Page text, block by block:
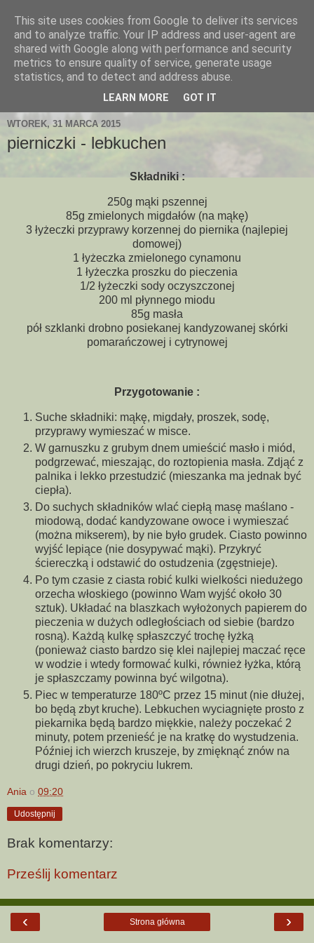
WTOREK, 31 MARCA 2015
pierniczki - lebkuchen
Składniki :
250g mąki pszennej
85g zmielonych migdałów (na mąkę)
3 łyżeczki przyprawy korzennej do piernika (najlepiej
domowej)
1 łyżeczka zmielonego cynamonu
1 łyżeczka proszku do pieczenia
1/2 łyżeczki sody oczyszczonej
200 ml płynnego miodu
85g masła
pół szklanki drobno posiekanej kandyzowanej skórki
pomarańczowej i cytrynowej
Przygotowanie :
Suche składniki: mąkę, migdały, proszek, sodę,
przyprawy wymieszać w misce.
W garnuszku z grubym dnem umieścić masło i miód,
podgrzewać, mieszając, do roztopienia masła. Zdjąć z
palnika i lekko przestudzić (mieszanka ma jednak być
ciepła).
Do suchych składników wlać ciepłą masę maślano -
miodową, dodać kandyzowane owoce i wymieszać
(można mikserem), by nie było grudek. Ciasto powinno
wyjść lepiące (nie dosypywać mąki). Przykryć
ściereczką i odstawić do ostudzenia (zgęstnieje).
Po tym czasie z ciasta robić kulki wielkości niedużego
orzecha włoskiego (powinno Wam wyjść około 30
sztuk). Układać na blaszkach wyłożonych papierem do
pieczenia w dużych odległościach od siebie (bardzo
rosną). Każdą kulkę spłaszczyć trochę łyżką
(ponieważ ciasto bardzo się klei najlepiej maczać ręce
w wodzie i wtedy formować kulki, również łyżka, którą
je spłaszczamy powinna być wilgotna).
Piec w temperaturze 180ºC przez 15 minut (nie dłużej,
bo będą zbyt kruche). Lebkuchen wyciagnięte prosto z
piekarnika będą bardzo miękkie, należy poczekać 2
minuty, potem przenieść je na kratkę do wystudzenia.
Później ich wierzch kruszeje, by zmięknąć znów na
drugi dzień, po pokryciu lukrem.
Ania o 09:20
Udostępnij
Brak komentarzy:
Prześlij komentarz
‹ ›
Strona główna
This site uses cookies from Google to deliver its services
and to analyze traffic. Your IP address and user-agent are
shared with Google along with performance and security
metrics to ensure quality of service, generate usage
statistics, and to detect and address abuse.
LEARN MORE GOT IT